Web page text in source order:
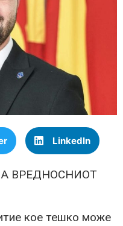
LinkedIn
ВРЕДНОСНИОТ
кое тешко може